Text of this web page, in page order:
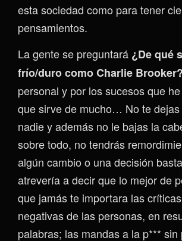
esta sociedad como para tener
pensamientos.
La gente se preguntará ¿De qué
frío/duro como Charlie Brooker?
personal y por los sucesos que
que sirve de mucho… No te
nadie y además no le bajas la
sobre todo, no tendrás
algún cambio o una decisión
atrevería a decir que lo mejor de
que jamás te importara las
negativas de las personas, en
palabras; las mandas a la p*** sin